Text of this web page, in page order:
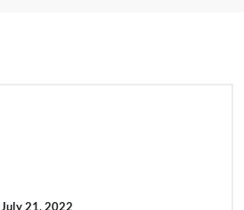
July 21, 2022